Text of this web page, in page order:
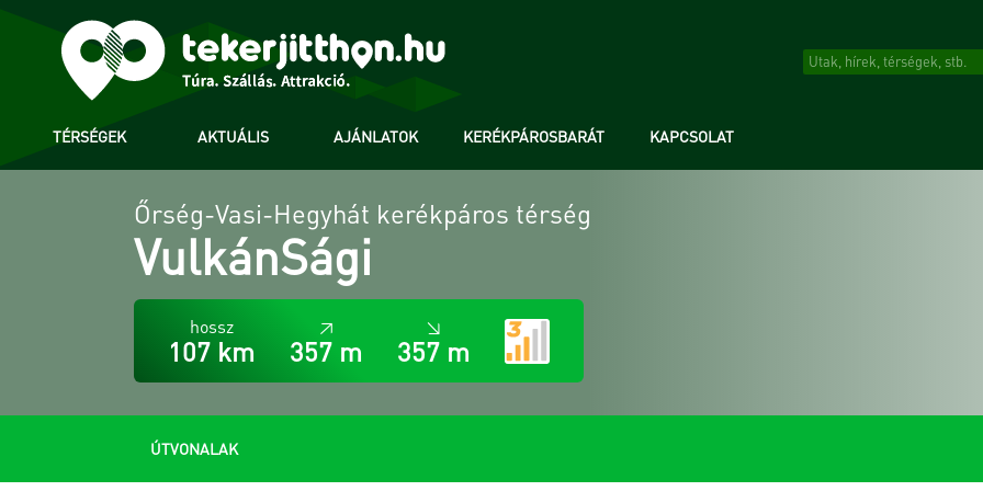
TÉRSÉGEK AKTUÁLIS AJÁNLATOK KERÉKPÁROSBARÁT KAPCSOLAT
Őrség-Vasi-Hegyhát kerékpáros térség
VulkánSági
hossz
107 km
↗
357 m
↘
357 m
ÚTVONALAK